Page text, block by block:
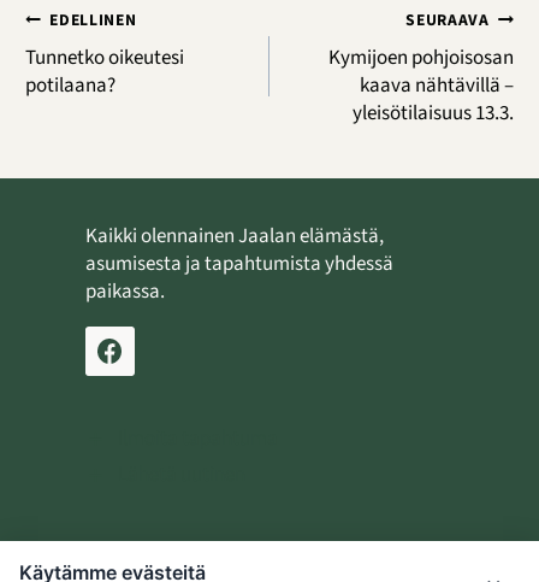
Artikkelien
selaus
EDELLINEN
Tunnetko oikeutesi
potilaana?
SEURAAVA
Kymijoen pohjoisosan
kaava nähtävillä –
yleisötilaisuus 13.3.
Kaikki olennainen Jaalan elämästä,
asumisesta ja tapahtumista yhdessä
paikassa.
Käytämme evästeitä